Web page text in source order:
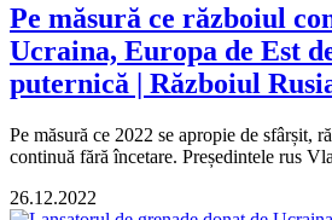
Pe măsură ce războiul
Ucraina, Europa de Est
puternică | Războiul
Pe măsură ce 2022 se apropie de sfârșit,
continuă fără încetare. Președintele rus
26.12.2022